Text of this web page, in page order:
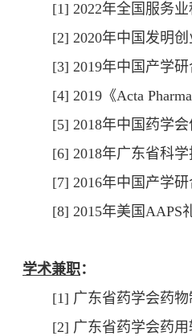
[1] 2022年全国服务
[2] 2020年中国发明
[3] 2019年中国产学
[4] 2019 《Acta
[5] 2018年中国药学
[6] 2018年广东省科
[7] 2016年中国产学
[8] 2015年美国AAPS
学术兼职：
[1] 广东省药学会药
[2] 广东省药学会药